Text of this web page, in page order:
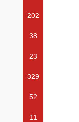
202
38
23
329
52
11